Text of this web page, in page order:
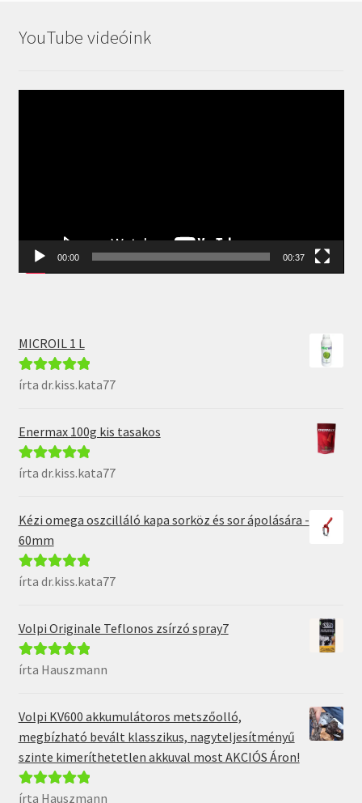
YouTube videóink
00:00 00:37
MICROIL 1 L
Értékelés:5 /
írta dr.kiss.kata77
Enermax 100g kis tasakos
Értékelés:5 /
írta dr.kiss.kata77
Kézi omega oszcilláló kapa sorköz és sor ápolására -
60mm
Értékelés:5 /
írta dr.kiss.kata77
Volpi Originale Teflonos zsírzó spray7
Értékelés:5/
írta Hauszmann
Volpi KV600 akkumulátoros metszőolló,
megbízható bevált klasszikus, nagyteljesítményű
szinte kimeríthetetlen akkuval most AKCIÓS Áron!
Értékelés:5/
írta Hauszmann